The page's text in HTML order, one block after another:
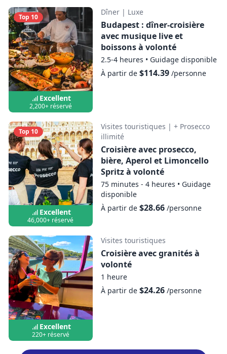
Top 10
Excellent
2,200+ réservé
Dîner | Luxe
Budapest : dîner-croisière
avec musique live et
boissons à volonté
2.5-4 heures • Guidage disponible
À partir de $114.39/personne
Top 10
Excellent
46,000+ réservé
Visites touristiques | + Prosecco
illimité
Croisière avec prosecco,
bière, Aperol et Limoncello
Spritz à volonté
75 minutes - 4 heures • Guidage
disponible
À partir de $28.66/personne
Excellent
220+ réservé
Visites touristiques
Croisière avec granités à
volonté
1 heure
À partir de $24.26/personne